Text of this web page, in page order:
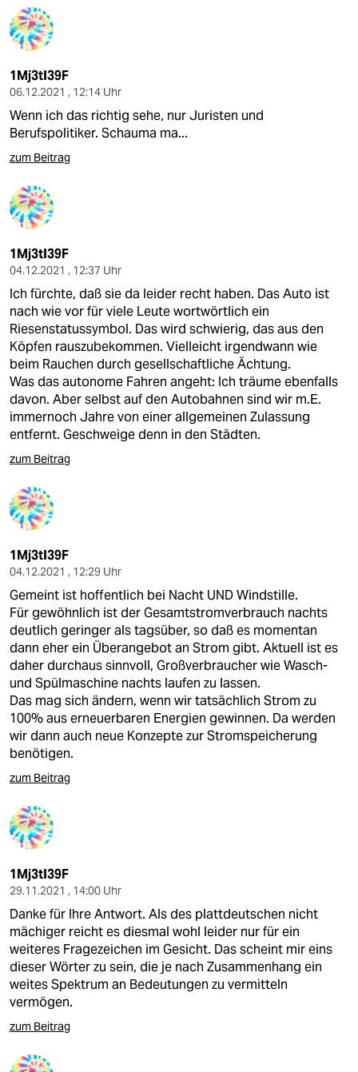
1Mj3tI39F
06.12.2021 , 12:14 Uhr
Wenn ich das richtig sehe, nur Juristen und
Berufspolitiker. Schauma ma...
zum Beitrag
1Mj3tI39F
04.12.2021 , 12:37 Uhr
Ich fürchte, daß sie da leider recht haben. Das Auto ist
nach wie vor für viele Leute wortwörtlich ein
Riesenstatussymbol. Das wird schwierig, das aus den
Köpfen rauszubekommen. Vielleicht irgendwann wie
beim Rauchen durch gesellschaftliche Ächtung.
Was das autonome Fahren angeht: Ich träume ebenfalls
davon. Aber selbst auf den Autobahnen sind wir m.E.
immernoch Jahre von einer allgemeinen Zulassung
entfernt. Geschweige denn in den Städten.
zum Beitrag
1Mj3tI39F
04.12.2021 , 12:29 Uhr
Gemeint ist hoffentlich bei Nacht UND Windstille.
Für gewöhnlich ist der Gesamtstromverbrauch nachts
deutlich geringer als tagsüber, so daß es momentan
dann eher ein Überangebot an Strom gibt. Aktuell ist es
daher durchaus sinnvoll, Großverbraucher wie Wasch-
und Spülmaschine nachts laufen zu lassen.
Das mag sich ändern, wenn wir tatsächlich Strom zu
100% aus erneuerbaren Energien gewinnen. Da werden
wir dann auch neue Konzepte zur Stromspeicherung
benötigen.
zum Beitrag
1Mj3tI39F
29.11.2021 , 14:00 Uhr
Danke für Ihre Antwort. Als des plattdeutschen nicht
mächiger reicht es diesmal wohl leider nur für ein
weiteres Fragezeichen im Gesicht. Das scheint mir eins
dieser Wörter zu sein, die je nach Zusammenhang ein
weites Spektrum an Bedeutungen zu vermitteln
vermögen.
zum Beitrag